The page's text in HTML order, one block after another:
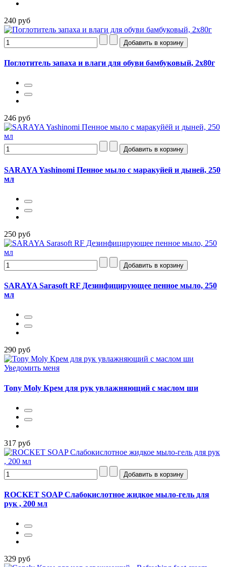
240 руб
Поглотитель запаха и влаги для обуви бамбуковый, 2х80г
246 руб
SARAYA Yashinomi Пенное мыло с маракуйей и дыней, 250
мл
250 руб
SARAYA Sarasoft RF Дезинфицирующее пенное мыло, 250
мл
290 руб
Уведомить меня
Tony Moly Крем для рук увлажняющий c маслом ши
317 руб
ROCKET SOAP Слабокислотное жидкое мыло-гель для
рук , 200 мл
329 руб